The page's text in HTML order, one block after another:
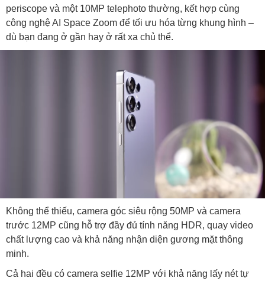
periscope và một 10MP telephoto thường, kết hợp cùng
công nghệ AI Space Zoom để tối ưu hóa từng khung hình –
dù bạn đang ở gần hay ở rất xa chủ thể.
Không thể thiếu, camera góc siêu rộng 50MP và camera
trước 12MP cũng hỗ trợ đầy đủ tính năng HDR, quay video
chất lượng cao và khả năng nhận diện gương mặt thông
minh.
Cả hai đều có camera selfie 12MP với khả năng lấy nét tự